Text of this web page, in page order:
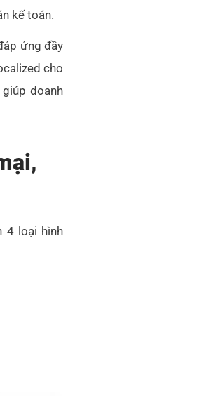
kế toán.
ứng đầy
cho
giúp doanh
4 loại hình